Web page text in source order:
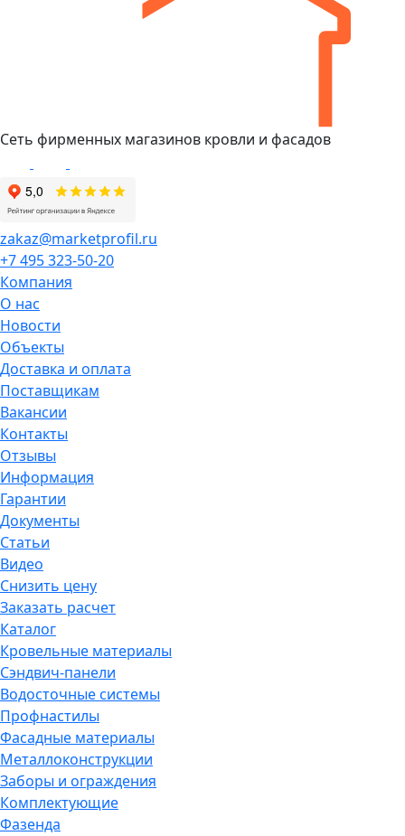
Сеть фирменных магазинов кровли и фасадов
zakaz@marketprofil.ru
+7 495 323-50-20
Компания
О нас
Новости
Объекты
Доставка и оплата
Поставщикам
Вакансии
Контакты
Отзывы
Информация
Гарантии
Документы
Статьи
Видео
Снизить цену
Заказать расчет
Каталог
Кровельные материалы
Сэндвич-панели
Водосточные системы
Профнастилы
Фасадные материалы
Металлоконструкции
Заборы и ограждения
Комплектующие
Фазенда